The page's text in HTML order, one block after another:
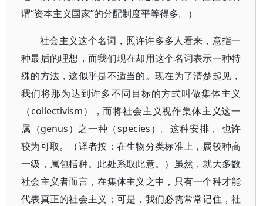
谓“资本主义国家”的分配制度平等得多。）
社会主义这个名词，照许许多多人看来，意指一
种最后的理想，而我们现在却用这个名词表示一种特
殊的方法，这似乎是不适当的。现在为了清楚起见，
我们将那为达到许多不同目标的方式叫做集体主义
（collectivism），而将社会主义视作集体主义这一
属（genus）之一种（species）。这种安排， 也许
较为可取。（译者按：在生物分类标准上，属较种高
一级，属包括种。此处系取此意。）虽然，就大多数
社会主义者而言，在集体主义之中，只有一个种才能
代表真正的社会主义；可是，我们必需常常记住，社